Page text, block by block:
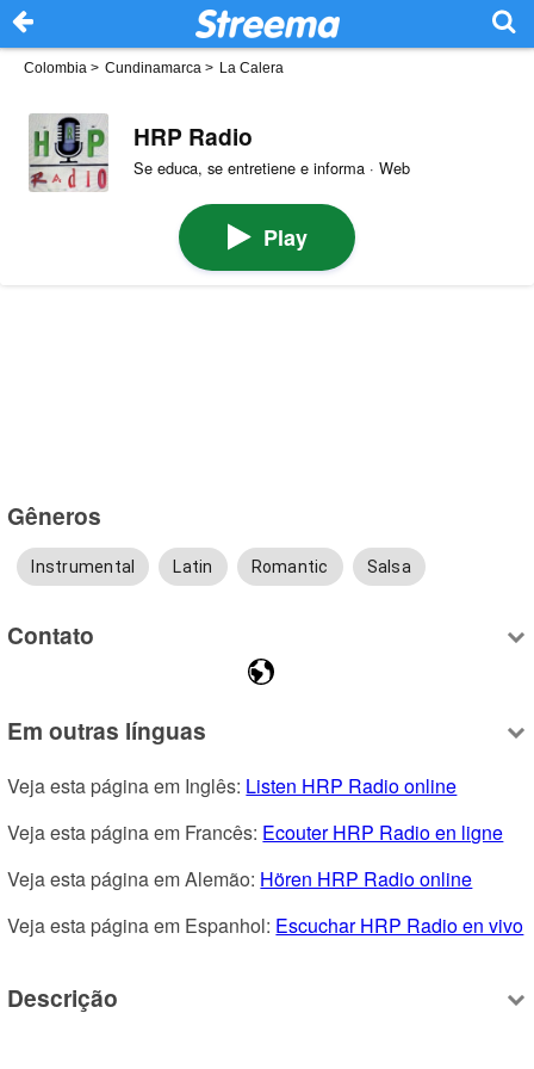
Colombia > Cundinamarca > La Calera
HRP Radio
Se educa, se entretiene e informa · Web
Play
Gêneros
Instrumental Latin Romantic Salsa
Contato
Em outras línguas
Veja esta página em Inglês: Listen HRP Radio online
Veja esta página em Francês: Ecouter HRP Radio en ligne
Veja esta página em Alemão: Hören HRP Radio online
Veja esta página em Espanhol: Escuchar HRP Radio en vivo
Descrição